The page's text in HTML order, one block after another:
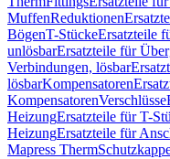
MuffenReduktionen
BögenT-StückeErsatzteile
unlösbarErsatzteile für
Verbindungen, lösbar
lösbarKompensatoren
KompensatorenVerschlüsse
HeizungErsatzteile für T-
HeizungErsatzteile für
Mapress Therm